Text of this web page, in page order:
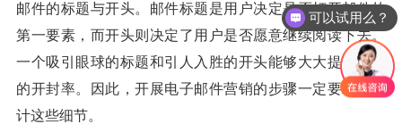
邮件的标题与开头。邮件标题是用户决定是否打开邮件的
第一要素，而开头则决定了用户是否愿意继续阅读下去。
一个吸引眼球的标题和引人入胜的开头能够大大提高邮件
的开封率。因此，开展电子邮件营销的步骤一定要精心设
计这些细节。
可以试用么？